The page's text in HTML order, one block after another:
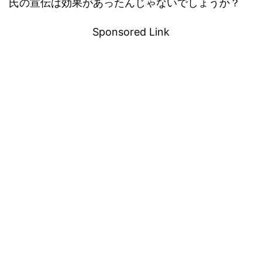
氏の宣伝は効果があったんじゃないでしょうか？
Sponsored Link